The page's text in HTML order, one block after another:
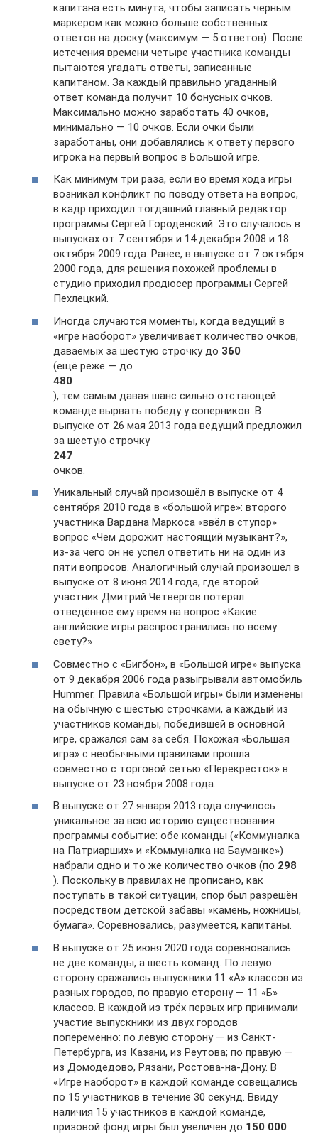
капитана есть минута, чтобы записать чёрным
маркером как можно больше собственных
ответов на доску (максимум — 5 ответов). После
истечения времени четыре участника команды
пытаются угадать ответы, записанные
капитаном. За каждый правильно угаданный
ответ команда получит 10 бонусных очков.
Максимально можно заработать 40 очков,
минимально — 10 очков. Если очки были
заработаны, они добавлялись к ответу первого
игрока на первый вопрос в Большой игре.
Как минимум три раза, если во время хода игры
возникал конфликт по поводу ответа на вопрос,
в кадр приходил тогдашний главный редактор
программы Сергей Городенский. Это случалось в
выпусках от 7 сентября и 14 декабря 2008 и 18
октября 2009 года. Ранее, в выпуске от 7 октября
2000 года, для решения похожей проблемы в
студию приходил продюсер программы Сергей
Пехлецкий.
Иногда случаются моменты, когда ведущий в
«игре наоборот» увеличивает количество очков,
даваемых за шестую строчку до 360
(ещё реже — до
480
), тем самым давая шанс сильно отстающей
команде вырвать победу у соперников. В
выпуске от 26 мая 2013 года ведущий предложил
за шестую строчку
247
очков.
Уникальный случай произошёл в выпуске от 4
сентября 2010 года в «большой игре»: второго
участника Вардана Маркоса «ввёл в ступор»
вопрос «Чем дорожит настоящий музыкант?»,
из-за чего он не успел ответить ни на один из
пяти вопросов. Аналогичный случай произошёл в
выпуске от 8 июня 2014 года, где второй
участник Дмитрий Четвергов потерял
отведённое ему время на вопрос «Какие
английские игры распространились по всему
свету?»
Совместно с «Бигбон», в «Большой игре» выпуска
от 9 декабря 2006 года разыгрывали автомобиль
Hummer. Правила «Большой игры» были изменены
на обычную с шестью строчками, а каждый из
участников команды, победившей в основной
игре, сражался сам за себя. Похожая «Большая
игра» с необычными правилами прошла
совместно с торговой сетью «Перекрёсток» в
выпуске от 23 ноября 2008 года.
В выпуске от 27 января 2013 года случилось
уникальное за всю историю существования
программы событие: обе команды («Коммуналка
на Патриарших» и «Коммуналка на Бауманке»)
набрали одно и то же количество очков (по 298
). Поскольку в правилах не прописано, как
поступать в такой ситуации, спор был разрешён
посредством детской забавы «камень, ножницы,
бумага». Соревновались, разумеется, капитаны.
В выпуске от 25 июня 2020 года соревновались
не две команды, а шесть команд. По левую
сторону сражались выпускники 11 «А» классов из
разных городов, по правую сторону — 11 «Б»
классов. В каждой из трёх первых игр принимали
участие выпускники из двух городов
попеременно: по левую сторону — из Санкт-
Петербурга, из Казани, из Реутова; по правую —
из Домодедово, Рязани, Ростова-на-Дону. В
«Игре наоборот» в каждой команде совещались
по 15 участников в течение 30 секунд. Ввиду
наличия 15 участников в каждой команде,
призовой фонд игры был увеличен до 150 000